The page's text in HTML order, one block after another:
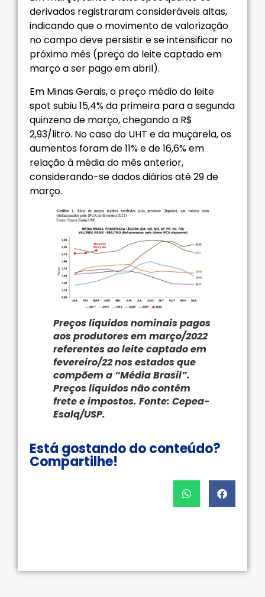
derivados registraram consideráveis altas,
indicando que o movimento de valorização
no campo deve persistir e se intensificar no
próximo mês (preço do leite captado em
março a ser pago em abril).
Em Minas Gerais, o preço médio do leite
spot subiu 15,4% da primeira para a segunda
quinzena de março, chegando a R$
2,93/litro. No caso do UHT e da muçarela, os
aumentos foram de 11% e de 16,6% em
relação à média do mês anterior,
considerando-se dados diários até 29 de
março.
Preços líquidos nominais pagos
aos produtores em março/2022
referentes ao leite captado em
fevereiro/22 nos estados que
compõem a “Média Brasil”.
Preços líquidos não contêm
frete e impostos. Fonte: Cepea-
Esalq/USP.
Está gostando do conteúdo?
Compartilhe!